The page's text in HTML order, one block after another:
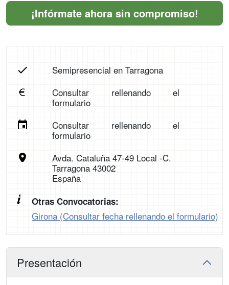
¡Infórmate ahora sin compromiso!
Semipresencial en Tarragona
Consultar rellenando el
formulario
Consultar rellenando el
formulario
Avda. Cataluña 47-49 Local -C.
Tarragona 43002
España
Otras Convocatorias:
Girona (Consultar fecha rellenando el formulario)
Presentación